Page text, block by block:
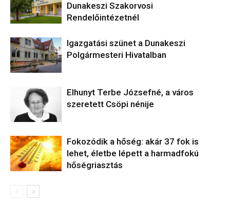
Dunakeszi Szakorvosi
Rendelőintézetnél
Igazgatási szünet a Dunakeszi
Polgármesteri Hivatalban
Elhunyt Terbe Józsefné, a város
szeretett Csöpi nénije
Fokozódik a hőség: akár 37 fok is
lehet, életbe lépett a harmadfokú
hőségriasztás